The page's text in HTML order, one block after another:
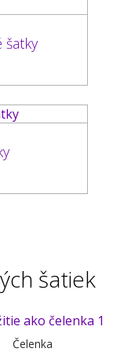
šatky
šatiek
Čelenka